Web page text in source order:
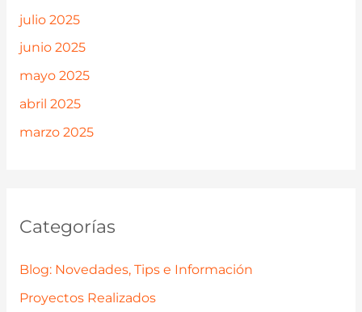
julio 2025
junio 2025
mayo 2025
abril 2025
marzo 2025
Categorías
Blog: Novedades, Tips e Información
Proyectos Realizados